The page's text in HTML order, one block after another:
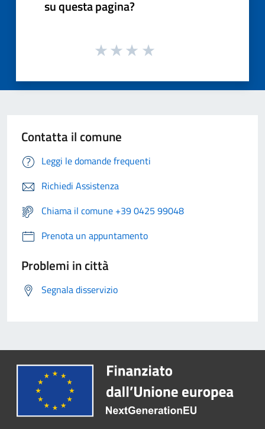
su questa pagina?
Contatta il comune
Leggi le domande frequenti
Richiedi Assistenza
Chiama il comune +39 0425 99048
Prenota un appuntamento
Problemi in città
Segnala disservizio